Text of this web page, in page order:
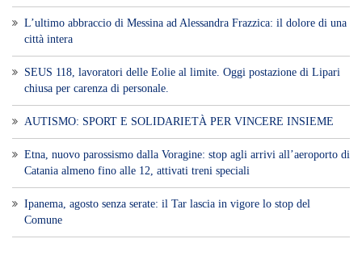
L’ultimo abbraccio di Messina ad Alessandra Frazzica: il dolore di una
città intera
SEUS 118, lavoratori delle Eolie al limite. Oggi postazione di Lipari
chiusa per carenza di personale.
AUTISMO: SPORT E SOLIDARIETÀ PER VINCERE INSIEME
Etna, nuovo parossismo dalla Voragine: stop agli arrivi all’aeroporto di
Catania almeno fino alle 12, attivati treni speciali
Ipanema, agosto senza serate: il Tar lascia in vigore lo stop del
Comune